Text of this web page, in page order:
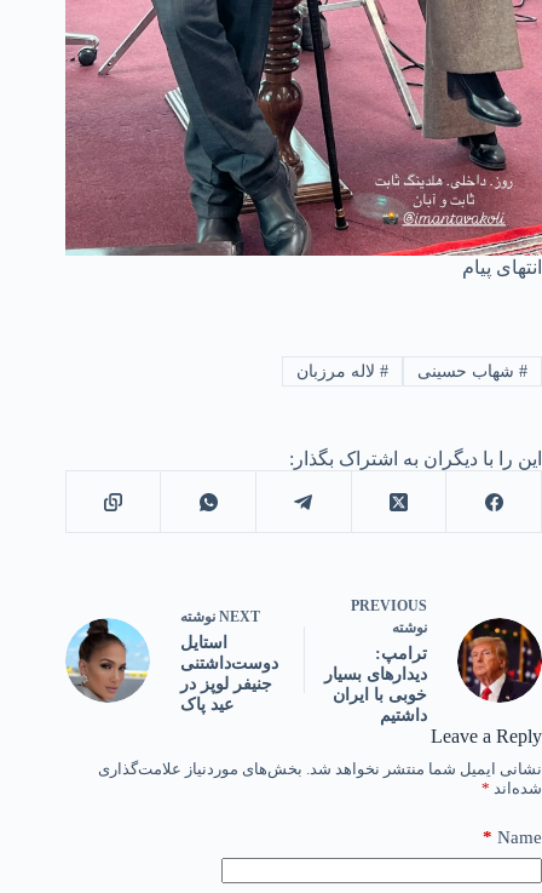
انتهای پیام
#شهاب حسینی #لاله مرزبان
این را با دیگران به اشتراک بگذار:
PREVIOUS
نوشته
ترامپ:
دیدارهای بسیار
خوبی با ایران
داشتیم
NEXT نوشته
استایل
دوست‌داشتنی
جنیفر لوپز در
عید پاک
Leave a Reply
نشانی ایمیل شما منتشر نخواهد شد. بخش‌های موردنیاز علامت‌گذاری
شده‌اند *
Name
*